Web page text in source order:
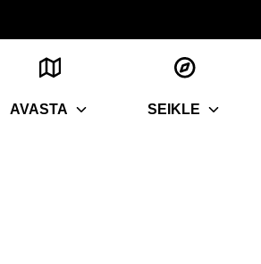
AVASTA SEIKLE